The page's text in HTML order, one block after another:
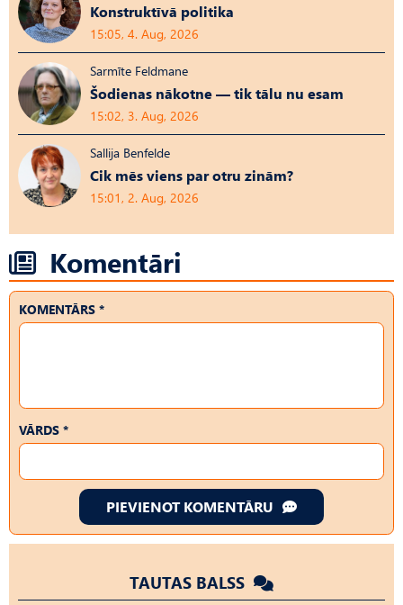
Konstruktīvā politika
15:05, 4. Aug, 2026
Sarmīte Feldmane
Šodienas nākotne — tik tālu nu esam
15:02, 3. Aug, 2026
Sallija Benfelde
Cik mēs viens par otru zinām?
15:01, 2. Aug, 2026
Komentāri
KOMENTĀRS *
VĀRDS *
PIEVIENOT KOMENTĀRU
TAUTAS BALSS